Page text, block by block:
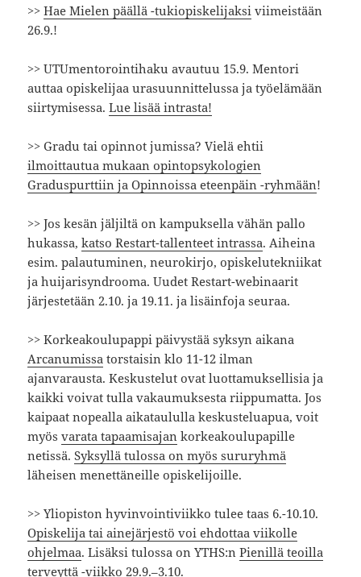
>>Hae Mielen päällä -tukiopiskelijaksi viimeistään
26.9.!
>> UTUmentorointihaku avautuu 15.9. Mentori
auttaa opiskelijaa urasuunnittelussa ja työelämään
siirtymisessa.Lue lisää intrasta!
>> Gradu tai opinnot jumissa? Vielä ehtii
ilmoittautua mukaan opintopsykologien
Graduspurttiin ja Opinnoissa eteenpäin -ryhmään!
>> Jos kesän jäljiltä on kampuksella vähän pallo
hukassa,katso Restart-tallenteet intrassa. Aiheina
esim. palautuminen, neurokirjo, opiskelutekniikat
ja huijarisyndrooma. Uudet Restart-webinaarit
järjestetään 2.10. ja 19.11. ja lisäinfoja seuraa.
>> Korkeakoulupappi päivystää syksyn aikana
Arcanumissa torstaisin klo 11-12 ilman
ajanvarausta. Keskustelut ovat luottamuksellisia ja
kaikki voivat tulla vakaumuksesta riippumatta. Jos
kaipaat nopealla aikataululla keskusteluapua, voit
myösvarata tapaamisajan korkeakoulupapille
netissä.Syksyllä tulossa on myös sururyhmä
läheisen menettäneille opiskelijoille.
>> Yliopiston hyvinvointiviikko tulee taas 6.-10.10.
Opiskelija tai ainejärjestö voi ehdottaa viikolle
ohjelmaa. Lisäksi tulossa on YTHS:nPienillä teoilla
terveyttä -viikko 29.9.–3.10.